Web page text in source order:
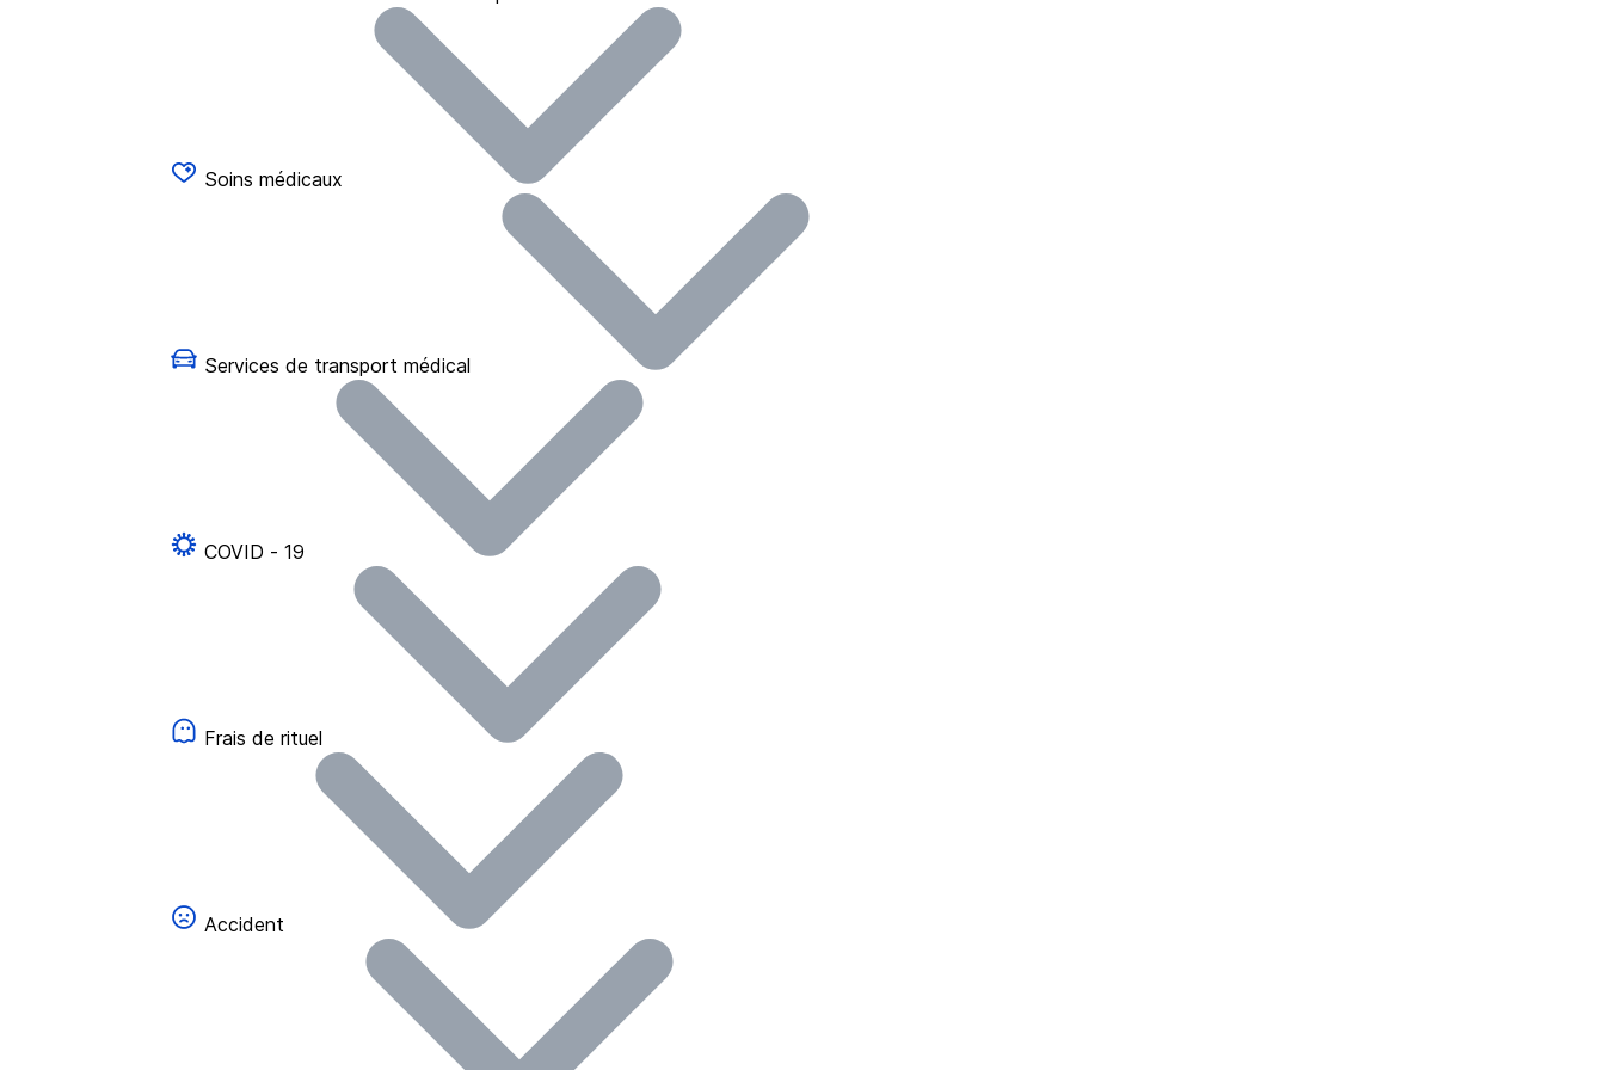
Soins médicaux
Services de transport médical
COVID - 19
Frais de rituel
Accident